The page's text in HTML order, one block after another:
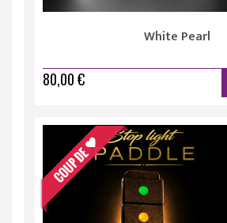
White Pearl
80,00 €